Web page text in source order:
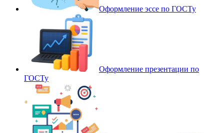
Оформление эссе по ГОСТу
Оформление презентации по
ГОСТу